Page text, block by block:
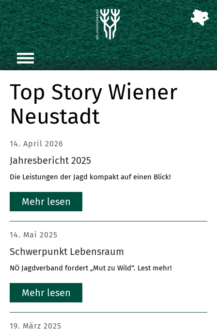
Top Story Wiener
Neustadt
Jahresbericht 2025
Die Leistungen der Jagd kompakt auf einen Blick!
14. April 2026
Mehr lesen
Schwerpunkt Lebensraum
NÖ Jagdverband fordert „Mut zu Wild“. Lest mehr!
14. Mai 2025
Mehr lesen
19. März 2025